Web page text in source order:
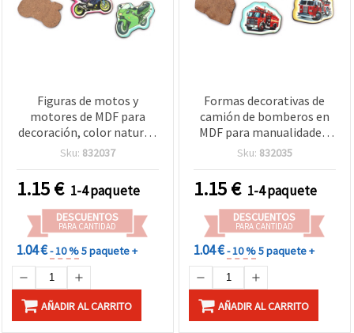
Figuras de motos y
motores de MDF para
decoración, color natural,
44–50 x 35–40 mm, set
cortadas con láser para
decoupage, scrapbooking
y proyectos DIY
Sku: 832037
1.15€ 1-4 paquete
DESCUENTOS
PARA CANTIDAD
1.04 €- 10 %5 paquete +
AÑADIR AL CARRITO
Formas decorativas de
camión de bomberos en
MDF para manualidades,
mixto, 38~40 x 30~31 mm
Sku: 832035
1.15€ 1-4 paquete
DESCUENTOS
PARA CANTIDAD
1.04 €- 10 %5 paquete +
AÑADIR AL CARRITO